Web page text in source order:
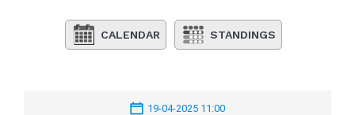
CALENDAR STANDINGS
19-04-2025 11:00